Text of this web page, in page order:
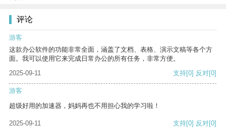
评论
游客
这款办公软件的功能非常全面，涵盖了文档、表格、演示文稿等各个方
面。我可以使用它来完成日常办公的所有任务，非常方便。
2025-09-11
支持[0] 反对[0]
游客
超级好用的加速器，妈妈再也不用担心我的学习啦！
2025-09-11 支持[0] 反对[0]